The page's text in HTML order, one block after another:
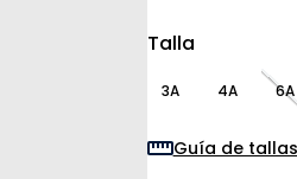
Talla
3A 4A 6A
Guía de tallas